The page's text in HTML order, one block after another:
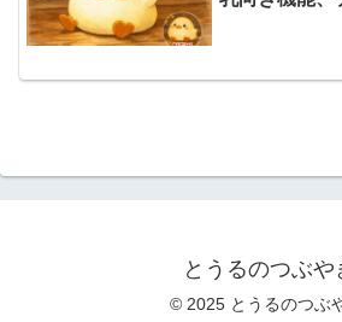
とうるのつぶや
© 2025 とうるのつぶ